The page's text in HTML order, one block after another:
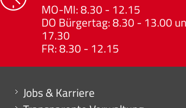
MO-MI: 8.30 - 12.15
DO Bürgertag: 8.30 - 13.00
17.30
FR: 8.30 - 12.15
Mini menu di servizio
Jobs & Karriere